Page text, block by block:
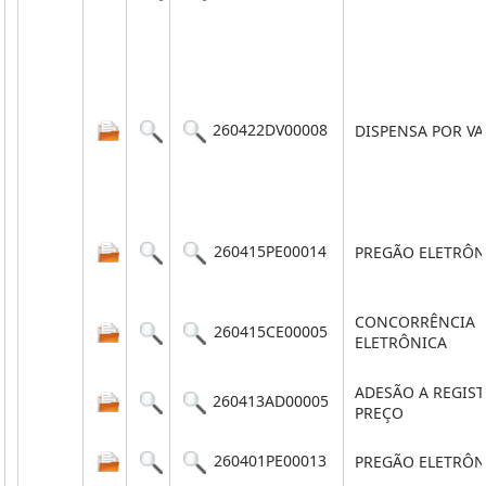
260422DV00008 DISPENSA POR
260415PE00014 PREGÃO
260415CE00005
CONCORRÊNCIA
ELETRÔNICA
260413AD00005
ADESÃO A
PREÇO
260401PE00013 PREGÃO